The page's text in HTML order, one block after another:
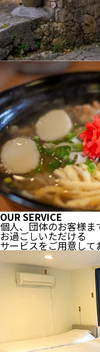
OUR SERVICE
個人、団体のお客様ま
お過ごしいただける
サービスをご用意して